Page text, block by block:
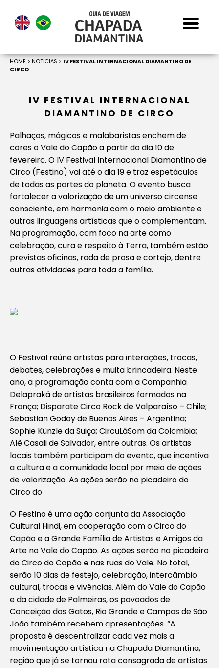
HOME > NOTICIAS > IV FESTIVAL INTERNACIONAL DIAMANTINO DE
CIRCO
IV FESTIVAL INTERNACIONAL
DIAMANTINO DE CIRCO
Palhaços, mágicos e malabaristas enchem de
cores o Vale do Capão a partir do dia 10 de
fevereiro. O IV Festival Internacional Diamantino de
Circo (Festino) vai até o dia 19 e traz espetáculos
de todas as partes do planeta. O evento busca
fortalecer a valorização de um universo circense
consciente, em harmonia com o meio ambiente e
outras linguagens artísticas que o complementam.
Na programação, com foco na arte como
celebração, cura e respeito à Terra, também estão
previstas oficinas, roda de prosa e cortejo, dentre
outras atividades para toda a família.
O Festival reúne artistas para interações, trocas,
debates, celebrações e muita brincadeira. Neste
ano, a programação conta com a Companhia
Delapraká de artistas brasileiros formados na
França; Disparate Circo Rock de Valparaíso – Chile;
Sebastian Godoy de Buenos Aires – Argentina;
Sophie Künzle da Suiça; CircuLáSom da Colombia;
Alê Casali de Salvador, entre outras. Os artistas
locais também participam do evento, que incentiva
a cultura e a comunidade local por meio de ações
de valorização. As ações serão no picadeiro do
Circo do
O Festino é uma ação conjunta da Associação
Cultural Hindi, em cooperação com o Circo do
Capão e a Grande Família de Artistas e Amigos da
Arte no Vale do Capão. As ações serão no picadeiro
do Circo do Capão e nas ruas do Vale. No total,
serão 10 dias de festejo, celebração, intercâmbio
cultural, trocas e vivências. Além do Vale do Capão
e da cidade de Palmeiras, os povoados de
Conceição dos Gatos, Rio Grande e Campos de São
João também recebem apresentações. “A
proposta é descentralizar cada vez mais a
movimentação artística na Chapada Diamantina,
região que já se tornou rota consagrada de artistas